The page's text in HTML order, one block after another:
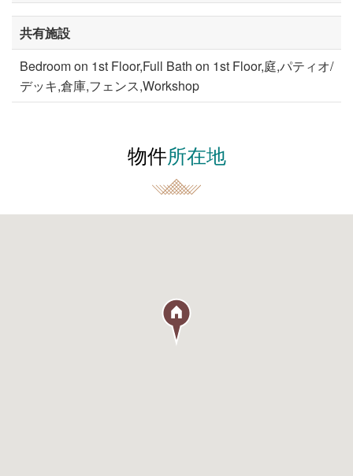
共有施設
Bedroom on 1st Floor,Full Bath on 1st Floor,庭,パティオ/
デッキ,倉庫,フェンス,Workshop
物件所在地